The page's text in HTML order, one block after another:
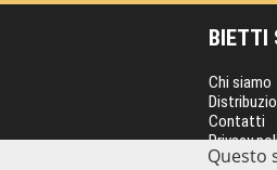
Chi siamo
Contatti
Privacy
Questo